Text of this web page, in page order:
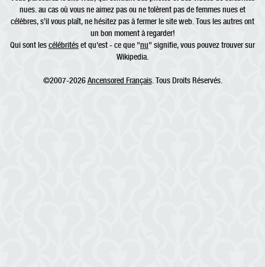
nues. au cas où vous ne aimez pas ou ne tolèrent pas de femmes nues et
célèbres, s’il vous plaît, ne hésitez pas à fermer le site web. Tous les autres ont
un bon moment à regarder!
Qui sont lescélébritéset qu'est - ce que "nu" signifie, vous pouvez trouver sur
Wikipedia.
©2007-2026Ancensored Français. Tous Droits Réservés.